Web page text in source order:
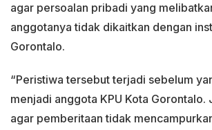
agar persoalan pribadi yang
anggotanya tidak dikaitkan dengan
Gorontalo.
“Peristiwa tersebut terjadi sebelum
menjadi anggota KPU Kota Gorontalo.
agar pemberitaan tidak